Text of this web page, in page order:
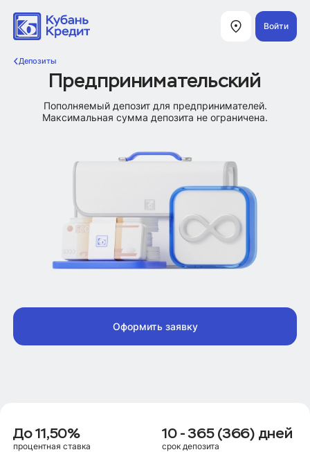
Войти
Оформить заявку
Предпринимательский
Пополняемый депозит для предпринимателей.
Максимальная сумма депозита не ограничена.
До 11,50%
процентная ставка
10 - 365 (366) дней
срок депозита
Депозиты